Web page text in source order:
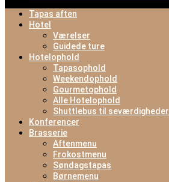
Tapas aften
Hotel
Værelser
Guidede ture
Hotelophold
Tapasophold
Weekendophold
Gourmetophold
Alle Hotelophold
Shuttlebus til seværdigheder
Konferencer
Brasserie
Aftenmenu
Frokostmenu
Søndagstapas
Børnemenu